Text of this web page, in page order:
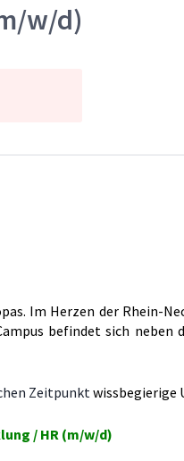
w/d)
Im Herzen der Rhein-
befindet sich neben
Zeitpunktwissbegierige
/ HR (m/w/d)